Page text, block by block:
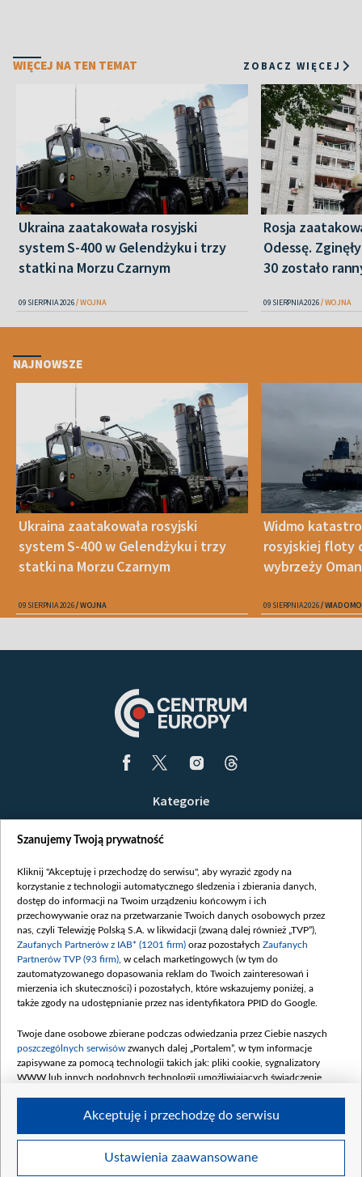
WIĘCEJ NA TEN TEMAT ZOBACZ WIĘCEJ
Ukraina zaatakowała rosyjski
system S-400 w Gelendżyku i trzy
statki na Morzu Czarnym
09 SIERPNIA 2026 WOJNA
Rosja
Odessę.
30 zostało
09 SIERPNIA 2026 WOJNA
NAJNOWSZE
Ukraina zaatakowała rosyjski
system S-400 w Gelendżyku i trzy
statki na Morzu Czarnym
09 SIERPNIA 2026 WOJNA
Widmo
rosyjskiej floty
wybrzeży
09 SIERPNIA 2026
Kategorie
Opinie
Białoruś / Polska
Czytelnia
Centrum Europy
O nas
Kontakt
Informacje o nadawcy
Serwisy partnerskie
belsat.eu
slava.tv
tvpworld.com
vot-tak.tv
Moje zgody
Szanujemy Twoją prywatność
Kliknij "Akceptuję i przechodzę do serwisu", aby wyrazić zgody na
korzystanie z technologii automatycznego śledzenia i zbierania danych,
dostęp do informacji na Twoim urządzeniu końcowym i ich
przechowywanie oraz na przetwarzanie Twoich danych osobowych przez
nas, czyli Telewizję Polską S.A. w likwidacji (zwaną dalej również „TVP”),
Zaufanych Partnerów z IAB* (1201 firm) oraz pozostałych Zaufanych
Partnerów TVP (93 firm) , w celach marketingowych (w tym do
zautomatyzowanego dopasowania reklam do Twoich zainteresowań i
mierzenia ich skuteczności) i pozostałych, które wskazujemy poniżej, a
także zgody na udostępnianie przez nas identyfikatora PPID do Google.
Twoje dane osobowe zbierane podczas odwiedzania przez Ciebie naszych
poszczególnych serwisów zwanych dalej „Portalem”, w tym informacje
zapisywane za pomocą technologii takich jak: pliki cookie, sygnalizatory
WWW lub innych podobnych technologii umożliwiających świadczenie
Twoje dane osobowe zbierane podczas odwiedzania przez Ciebie
Ustawienia zaawansowane
Akceptuję i przechodzę do serwisu